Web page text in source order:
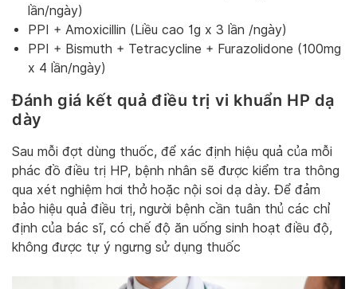
lần/ngày)
PPI + Amoxicillin (Liều cao 1g x 3 lần /ngày)
PPI + Bismuth + Tetracycline + Furazolidone (100mg
x 4 lần/ngày)
Đánh giá kết quả điều trị vi khuẩn HP dạ
dày
Sau mỗi đợt dùng thuốc, để xác định hiệu quả của mỗi
phác đồ điều trị HP, bệnh nhân sẽ được kiểm tra thông
qua xét nghiệm hơi thở hoặc nội soi dạ dày. Để đảm
bảo hiệu quả điều trị, người bệnh cần tuân thủ các chỉ
định của bác sĩ, có chế độ ăn uống sinh hoạt điều độ,
không được tự ý ngưng sử dụng thuốc